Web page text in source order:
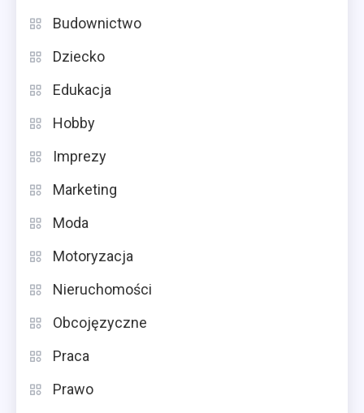
Budownictwo
Dziecko
Edukacja
Hobby
Imprezy
Marketing
Moda
Motoryzacja
Nieruchomości
Obcojęzyczne
Praca
Prawo